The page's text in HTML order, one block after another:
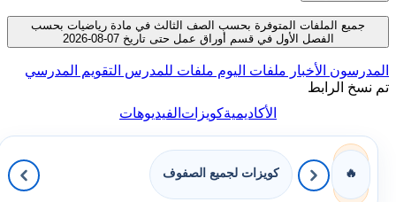
جميع الملفات المتوفرة بحسب الصف الثالث في مادة رياضيات بحسب
الفصل الأول في قسم أوراق عمل حتى تاريخ 07-08-2026
المدرسون الأخبار ملفات اليوم ملفات للمدرس التقويم المدرسي
تم نسخ الرابط
الأكاديميةكويزاتالفيديوهات
🔥 كويزات لجميع الصفوف